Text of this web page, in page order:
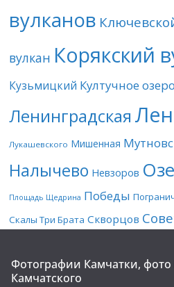
вулканов
вулкан Корякский
Кузьмицкий Култучное озеро
Ленинградская
Лукашевского Мишенная
Налычево Невзоров
Площадь Щедрина Победы
Скалы Три Брата Скворцов
Фотографии Камчатки, фото
Камчатского